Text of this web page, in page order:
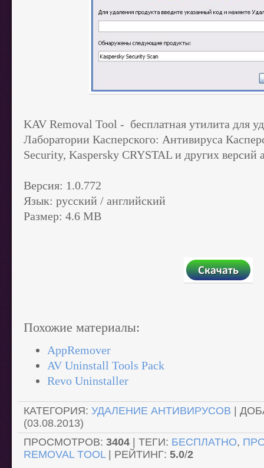
KAV Removal Tool - бесплатная утилита для
Лаборатории Касперского: Антивируса
Security, Kaspersky CRYSTAL и других
Версия: 1.0.772
Язык: русский / английский
Размер: 4.6 MB
Похожие материалы:
AppRemover
AV Uninstall Tools Pack
Revo Uninstaller
КАТЕГОРИЯ: УДАЛЕНИЕ АНТИВИРУСОВ
(03.08.2013)
ПРОСМОТРОВ: 3404 ТЕГИ: БЕСПЛАТНО,
REMOVAL TOOL| РЕЙТИНГ: 5.0/2